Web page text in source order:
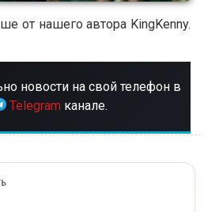
от нашего автора KingKenny.
новости на свой телефон в
Telegram канале.